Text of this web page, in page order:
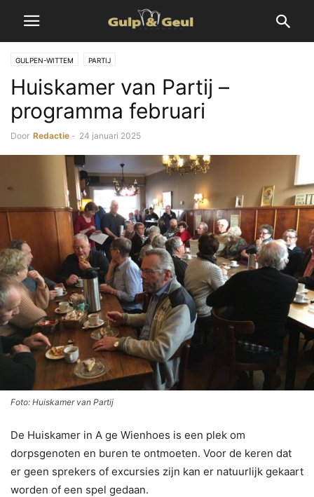
GULPEN-WITTEM PARTIJ
Huiskamer van Partij –
programma februari
Door Redactie - 24 januari 2025
Foto: Huiskamer van Partij
De Huiskamer in A ge Wienhoes is een plek om
dorpsgenoten en buren te ontmoeten. Voor de keren dat
er geen sprekers of excursies zijn kan er natuurlijk gekaart
worden of een spel gedaan.